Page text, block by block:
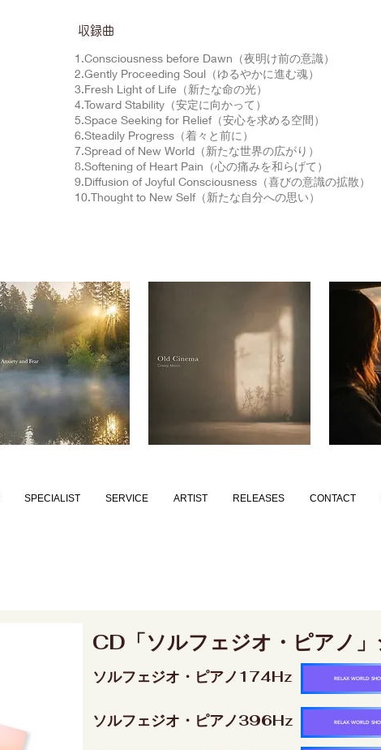
​収録曲
1.Consciousness before Dawn（夜明け前の意識）
2.Gently Proceeding Soul（ゆるやかに進む魂）
3.Fresh Light of Life（新たな命の光）
4.Toward Stability（安定に向かって）
5.Space Seeking for Relief（安心を求める空間）
6.Steadily Progress（着々と前に）
7.Spread of New World（新たな世界の広がり）
8.Softening of Heart Pain（心の痛みを和らげて）
9.Diffusion of Joyful Consciousness（喜びの意識の拡散）
10.Thought to New Self（新たな自分への思い）
SPECIALIST SERVICE ARTIST RELEASES CONTACT
CD「ソルフェジオ・ピアノ
ソルフェジオ・ピアノ174Hz RELAX WORLD
ソルフェジオ・ピアノ396Hz RELAX WORLD